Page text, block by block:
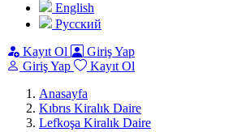
English
Pусский
Kayıt Ol
Giriş Yap
Giriş Yap
Kayıt Ol
Anasayfa
Kıbrıs Kiralık Daire
Lefkoşa Kiralık Daire